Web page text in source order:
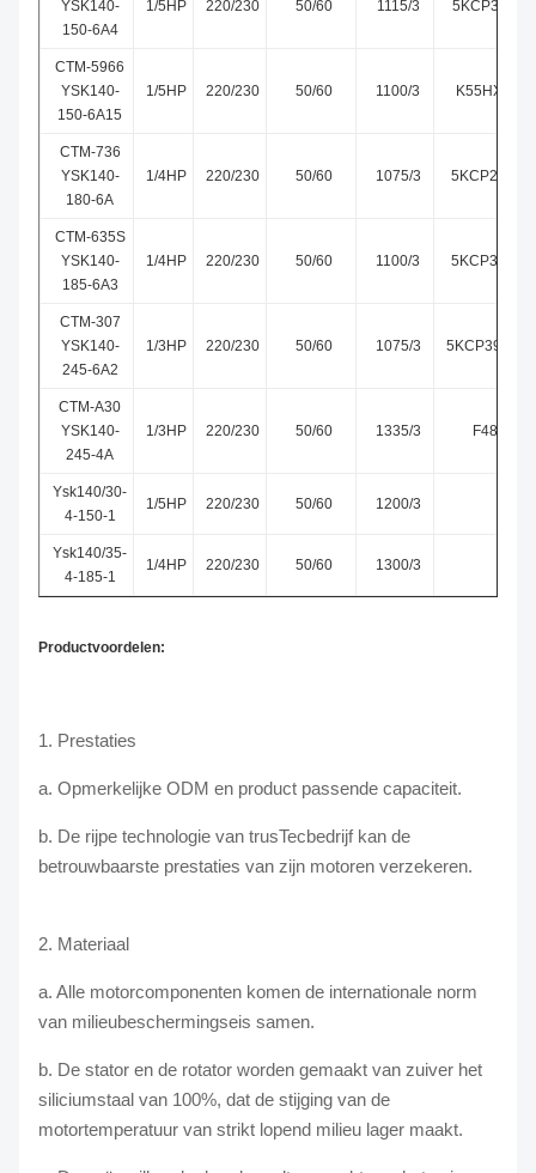
YSK140-
150-6A4
1/5HP 220/230 50/60 1115/3
CTM-5966
YSK140-
150-6A15
1/5HP 220/230 50/60 1100/3
CTM-736
YSK140-
180-6A
1/4HP 220/230 50/60 1075/3
CTM-635S
YSK140-
185-6A3
1/4HP 220/230 50/60 1100/3
CTM-307
YSK140-
245-6A2
1/3HP 220/230 50/60 1075/3
CTM-A30
YSK140-
245-4A
1/3HP 220/230 50/60 1335/3
Ysk140/30-
4-150-1
1/5HP 220/230 50/60 1200/3
Ysk140/35-
4-185-1
1/4HP 220/230 50/60 1300/3
Productvoordelen:
1. Prestaties
a. Opmerkelijke ODM en product passende capaciteit.
b. De rijpe technologie van trusTecbedrijf kan de
betrouwbaarste prestaties van zijn motoren verzekeren.
2. Materiaal
a. Alle motorcomponenten komen de internationale norm
van milieubeschermingseis samen.
b. De stator en de rotator worden gemaakt van zuiver het
siliciumstaal van 100%, dat de stijging van de
motortemperatuur van strikt lopend milieu lager maakt.